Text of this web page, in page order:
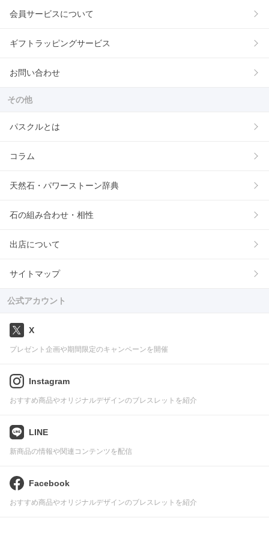
会員サービスについて
ギフトラッピングサービス
お問い合わせ
その他
パスクルとは
コラム
天然石・パワーストーン辞典
石の組み合わせ・相性
出店について
サイトマップ
公式アカウント
X
プレゼント企画や期間限定のキャンペーンを開催
Instagram
おすすめ商品やオリジナルデザインのブレスレットを紹介
LINE
新商品の情報や関連コンテンツを配信
Facebook
おすすめ商品やオリジナルデザインのブレスレットを紹介